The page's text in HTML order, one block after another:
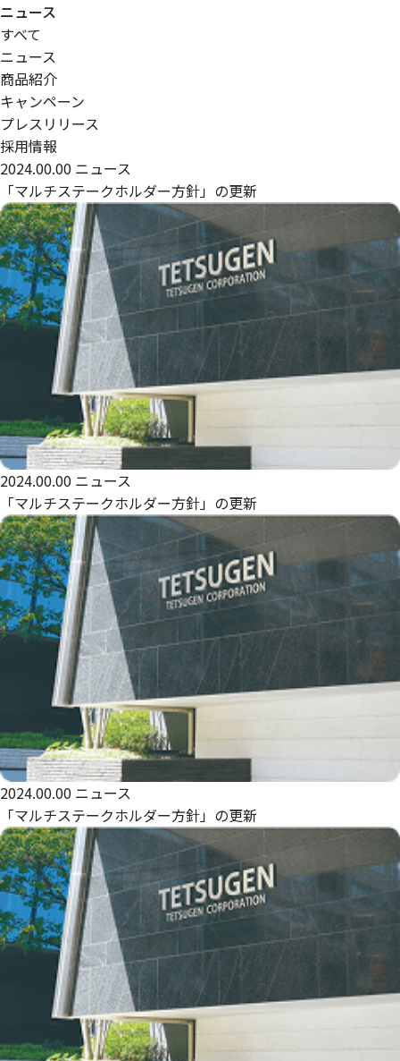
ニュース
すべて
ニュース
商品紹介
キャンペーン
プレスリリース
採用情報
2024.00.00 ニュース
「マルチステークホルダー方針」の更新
2024.00.00 ニュース
「マルチステークホルダー方針」の更新
2024.00.00 ニュース
「マルチステークホルダー方針」の更新